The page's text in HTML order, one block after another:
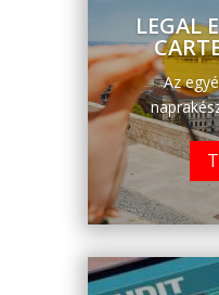
LEGAL
Az